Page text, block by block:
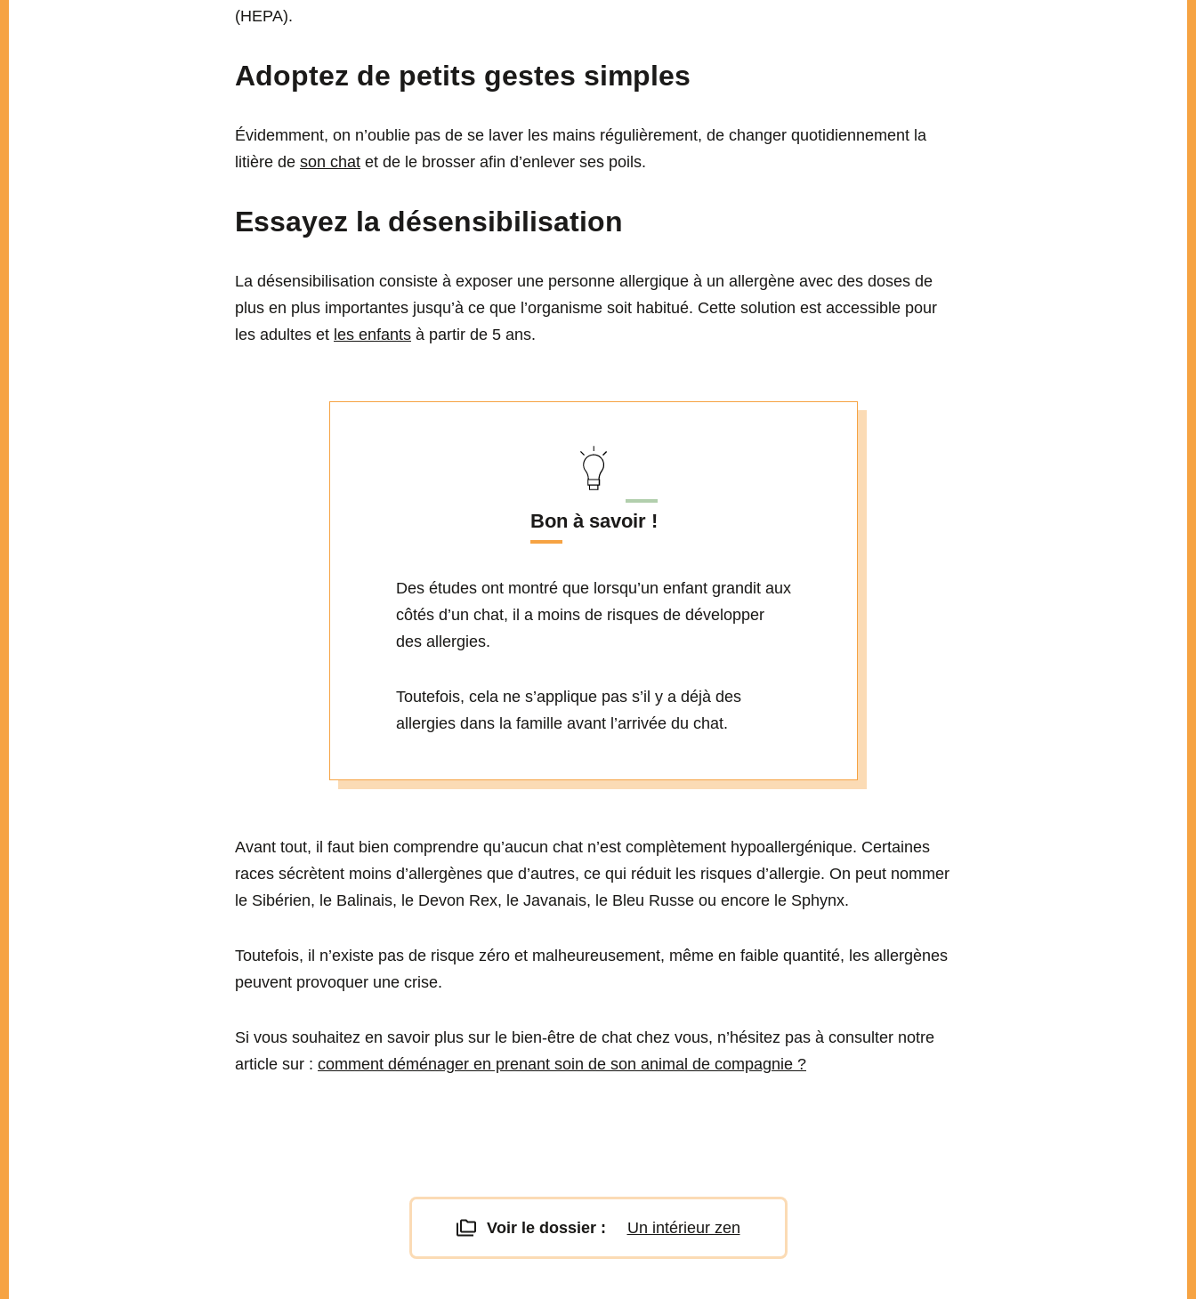
(HEPA).
Adoptez de petits gestes simples
Évidemment, on n’oublie pas de se laver les mains régulièrement, de changer quotidiennement la
litière de son chat et de le brosser afin d’enlever ses poils.
Essayez la désensibilisation
La désensibilisation consiste à exposer une personne allergique à un allergène avec des doses de
plus en plus importantes jusqu’à ce que l’organisme soit habitué. Cette solution est accessible pour
les adultes et les enfants à partir de 5 ans.
Bon à savoir !
Des études ont montré que lorsqu’un enfant grandit aux
côtés d’un chat, il a moins de risques de développer
des allergies.
Toutefois, cela ne s’applique pas s’il y a déjà des
allergies dans la famille avant l’arrivée du chat.
Avant tout, il faut bien comprendre qu’aucun chat n’est complètement hypoallergénique. Certaines
races sécrètent moins d’allergènes que d’autres, ce qui réduit les risques d’allergie. On peut nommer
le Sibérien, le Balinais, le Devon Rex, le Javanais, le Bleu Russe ou encore le Sphynx.
Toutefois, il n’existe pas de risque zéro et malheureusement, même en faible quantité, les allergènes
peuvent provoquer une crise.
Si vous souhaitez en savoir plus sur le bien-être de chat chez vous, n’hésitez pas à consulter notre
article sur : comment déménager en prenant soin de son animal de compagnie ?
Voir le dossier : Un intérieur zen